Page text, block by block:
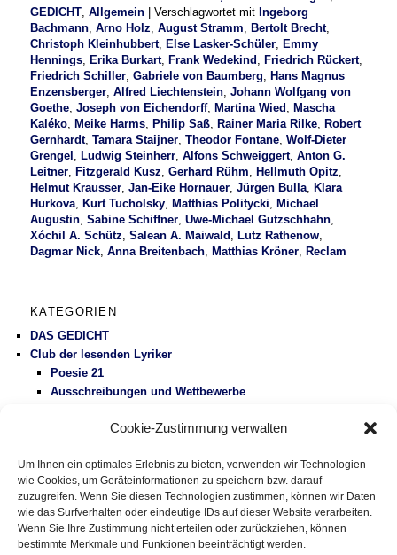
Cookie-Zustimmung verwalten
Um Ihnen ein optimales Erlebnis zu bieten, verwenden wir Technologien
wie Cookies, um Geräteinformationen zu speichern bzw. darauf
zuzugreifen. Wenn Sie diesen Technologien zustimmen, können wir Daten
wie das Surfverhalten oder eindeutige IDs auf dieser Website verarbeiten.
Wenn Sie Ihre Zustimmung nicht erteilen oder zurückziehen, können
bestimmte Merkmale und Funktionen beeinträchtigt werden.
GEDICHT ,Allgemein |Verschlagwortet mit Ingeborg
Bachmann ,Arno Holz ,August Stramm ,Bertolt Brecht,
Christoph Kleinhubbert,Else Lasker-Schüler ,Emmy
Hennings ,Erika Burkart,Frank Wedekind ,Friedrich Rückert,
Friedrich Schiller ,Gabriele von Baumberg ,Hans Magnus
Enzensberger ,Alfred Liechtenstein ,Johann Wolfgang von
Goethe ,Joseph von Eichendorff,Martina Wied ,Mascha
Kaléko ,Meike Harms ,Philip Saß ,Rainer Maria Rilke ,Robert
Gernhardt,Tamara Staijner ,Theodor Fontane ,Wolf-Dieter
Grengel ,Ludwig Steinherr ,Alfons Schweiggert,Anton G.
Leitner ,Fitzgerald Kusz ,Gerhard Rühm ,Hellmuth Opitz
Helmut Krausser ,Jan-Eike Hornauer ,Jürgen Bulla ,Klara
Hurkova ,Kurt Tucholsky ,Matthias Politycki ,Michael
Augustin ,Sabine Schiffner ,Uwe-Michael Gutzschhahn
Xóchil A. Schütz ,Salean A. Maiwald ,Lutz Rathenow
Dagmar Nick ,Anna Breitenbach ,Matthias Kröner ,Reclam
KATEGORIEN
DAS GEDICHT
Club der lesenden Lyriker
Poesie 21
Ausschreibungen und Wettbewerbe
Gesundheitspolitik
Vermischtes
DAS GEDICHT BLOG